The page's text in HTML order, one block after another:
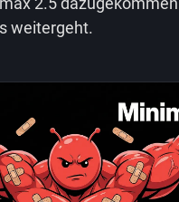
weitergeht.